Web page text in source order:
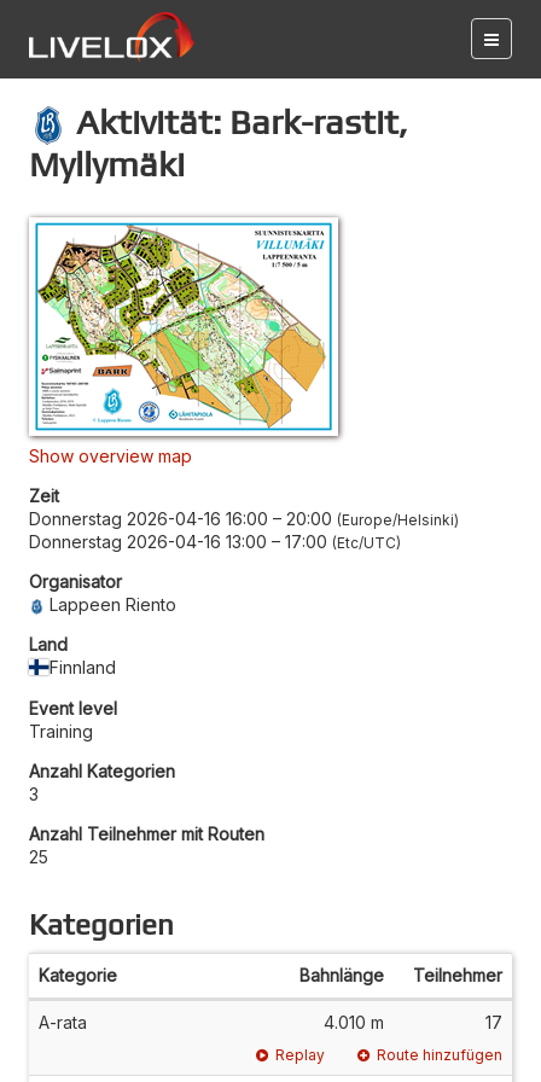
Aktivität: Bark-rastit,
Myllymäki
Show overview map
Zeit
Donnerstag 2026-04-16 16:00 – 20:00 Europe/Helsinki
Donnerstag 2026-04-16 13:00 – 17:00 Etc/UTC
Organisator
Lappeen Riento
Land
Finnland
Event level
Training
Anzahl Kategorien
3
Anzahl Teilnehmer mit Routen
25
Kategorien
Kategorie Bahnlänge Teilnehmer
A-rata 4.010 m 17
Replay Route hinzufügen